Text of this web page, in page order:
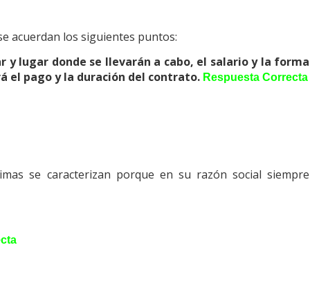
acuerdan los siguientes puntos:
y lugar donde se llevarán a cabo, el salario y la forma
el pago y la duración del contrato. Respuesta Correcta
se caracterizan porque en su razón socialsiempre